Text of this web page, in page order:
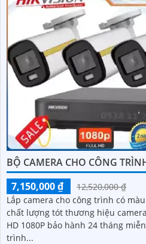
BỘ CAMERA CHO CÔNG
7,150,000 ₫
12,520,000 ₫
Lắp camera cho công trình có
chất lượng tót thương hiệu
HD 1080P bảo hành 24 tháng
trình...